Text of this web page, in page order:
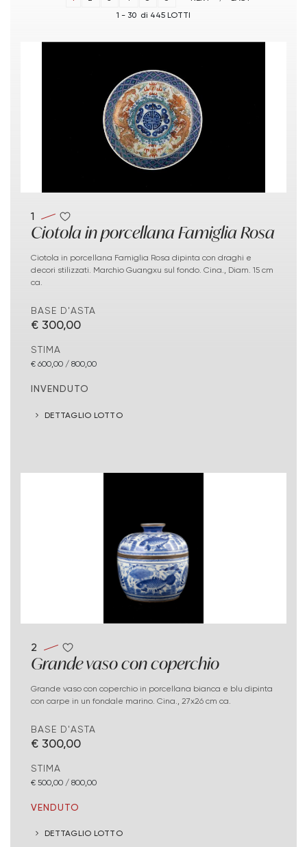
1 - 30 di 445 LOTTI
1
Ciotola in porcellana Famiglia Rosa
Ciotola in porcellana Famiglia Rosa dipinta con draghi e
decori stilizzati. Marchio Guangxu sul fondo. Cina., Diam. 15 cm
ca.
BASE D'ASTA
€ 300,00
STIMA
€ 600,00 / 800,00
INVENDUTO
DETTAGLIO LOTTO
2
Grande vaso con coperchio
Grande vaso con coperchio in porcellana bianca e blu dipinta
con carpe in un fondale marino. Cina., 27x26 cm ca.
BASE D'ASTA
€ 300,00
STIMA
€ 500,00 / 800,00
VENDUTO
DETTAGLIO LOTTO